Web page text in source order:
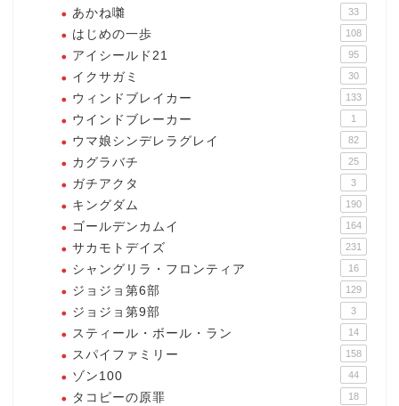
あかね囃 33
はじめの一歩 108
アイシールド21 95
イクサガミ 30
ウィンドブレイカー 133
ウインドブレーカー 1
ウマ娘シンデレラグレイ 82
カグラバチ 25
ガチアクタ 3
キングダム 190
ゴールデンカムイ 164
サカモトデイズ 231
シャングリラ・フロンティア 16
ジョジョ第6部 129
ジョジョ第9部 3
スティール・ボール・ラン 14
スパイファミリー 158
ゾン100 44
タコピーの原罪 18